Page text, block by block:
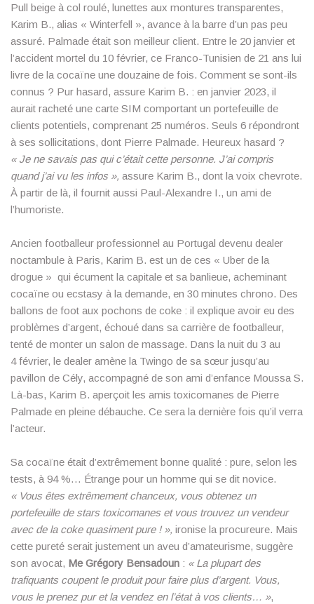
Pull beige à col roulé, lunettes aux montures transparentes,
Karim B., alias « Winterfell », avance à la barre d’un pas peu
assuré. Palmade était son meilleur client. Entre le 20 janvier et
l’accident mortel du 10 février, ce Franco-Tunisien de 21 ans lui
livre de la cocaïne une douzaine de fois. Comment se sont-ils
connus ? Pur hasard, assure Karim B. : en janvier 2023, il
aurait racheté une carte SIM comportant un portefeuille de
clients potentiels, comprenant 25 numéros. Seuls 6 répondront
à ses sollicitations, dont Pierre Palmade. Heureux hasard ?
« Je ne savais pas qui c’était cette personne. J’ai compris
quand j’ai vu les infos », assure Karim B., dont la voix chevrote.
À partir de là, il fournit aussi Paul-Alexandre I., un ami de
l’humoriste.
Ancien footballeur professionnel au Portugal devenu dealer
noctambule à Paris, Karim B. est un de ces « Uber de la
drogue » qui écument la capitale et sa banlieue, acheminant
cocaïne ou ecstasy à la demande, en 30 minutes chrono. Des
ballons de foot aux pochons de coke : il explique avoir eu des
problèmes d’argent, échoué dans sa carrière de footballeur,
tenté de monter un salon de massage. Dans la nuit du 3 au
4 février, le dealer amène la Twingo de sa sœur jusqu’au
pavillon de Cély, accompagné de son ami d’enfance Moussa S.
Là-bas, Karim B. aperçoit les amis toxicomanes de Pierre
Palmade en pleine débauche. Ce sera la dernière fois qu’il verra
l’acteur.
Sa cocaïne était d’extrêmement bonne qualité : pure, selon les
tests, à 94 %… Étrange pour un homme qui se dit novice.
« Vous êtes extrêmement chanceux, vous obtenez un
portefeuille de stars toxicomanes et vous trouvez un vendeur
avec de la coke quasiment pure ! », ironise la procureure. Mais
cette pureté serait justement un aveu d’amateurisme, suggère
son avocat, Me Grégory Bensadoun : « La plupart des
trafiquants coupent le produit pour faire plus d’argent. Vous,
vous le prenez pur et la vendez en l’état à vos clients… »,